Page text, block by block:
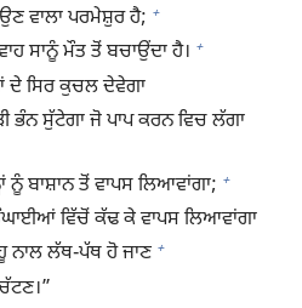
ਵਾਲਾ ਪਰਮੇਸ਼ੁਰ ਹੈ; +
ਸਾਨੂੰ ਮੌਤ ਤੋਂ ਬਚਾਉਂਦਾ ਹੈ। +
ਦੇ ਸਿਰ ਕੁਚਲ ਦੇਵੇਗਾ
ਭੰਨ ਸੁੱਟੇਗਾ ਜੋ ਪਾਪ ਕਰਨ ਵਿਚ ਲੱਗਾ
ਨੂੰ ਬਾਸ਼ਾਨ ਤੋਂ ਵਾਪਸ ਲਿਆਵਾਂਗਾ; +
ਵਿੱਚੋਂ ਕੱਢ ਕੇ ਵਾਪਸ ਲਿਆਵਾਂਗਾ
ਨਾਲ ਲੱਥ-ਪੱਥ ਹੋ ਜਾਣ +